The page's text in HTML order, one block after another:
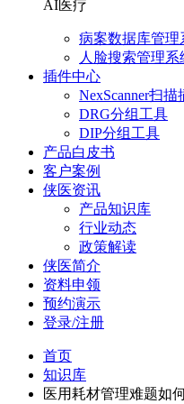
AI医疗
病案数据库管理
人脸搜索管理系
插件中心
NexScanner扫描
DRG分组工具
DIP分组工具
产品白皮书
客户案例
侠医资讯
产品知识库
行业动态
政策解读
侠医简介
资料申领
预约演示
登录/注册
首页
知识库
医用耗材管理难题如